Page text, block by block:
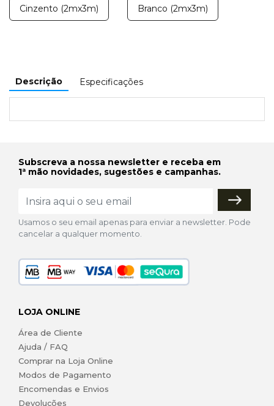
Cinzento (2mx3m) Branco (2mx3m)
Descrição Especificações
Subscreva a nossa newsletter e receba em
1ª mão novidades, sugestões e campanhas.
Usamos o seu email apenas para enviar a newsletter. Pode
cancelar a qualquer momento.
LOJA ONLINE
Área de Cliente
Ajuda / FAQ
Comprar na Loja Online
Modos de Pagamento
Encomendas e Envios
Devoluções